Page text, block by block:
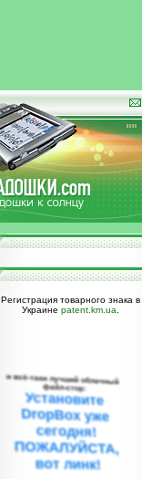
Регистрация товарного знака в
Украине patent.km.ua
и всё-таки лучший облачный
файл-стор:
Установите
DropBox уже
сегодня!
ПОЖАЛУЙСТА,
вот линк!